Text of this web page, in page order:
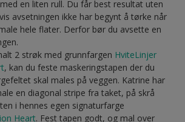
en liten rull. Du får best resultat uten
avsetningen ikke har begynt å tørke når
hele flater. Derfor bør du avsette en
2 strøk med grunnfargen HviteLinjer
, kan du feste maskeringstapen der du
skal males på veggen. Katrine har
en diagonal stripe fra taket, på skrå
i hennes egen signaturfarge
Heart. Fest tapen godt, og mal over